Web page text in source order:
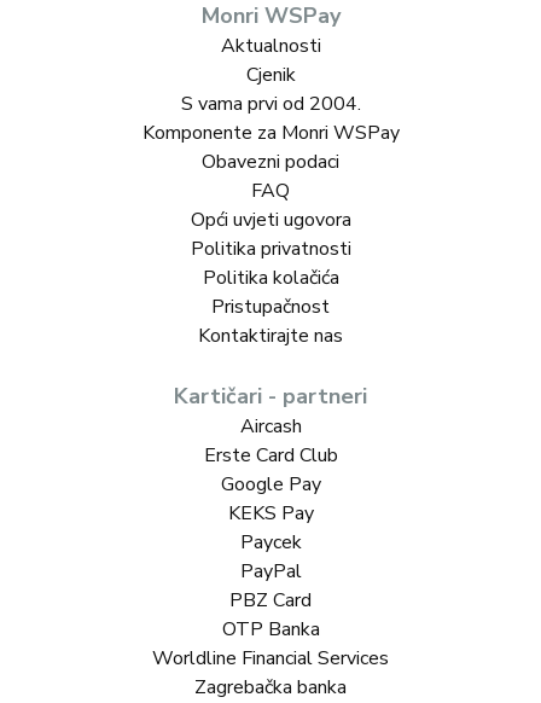
Monri WSPay
Aktualnosti
Cjenik
S vama prvi od 2004.
Komponente za Monri WSPay
Obavezni podaci
FAQ
Opći uvjeti ugovora
Politika privatnosti
Politika kolačića
Pristupačnost
Kontaktirajte nas
Kartičari - partneri
Aircash
Erste Card Club
Google Pay
KEKS Pay
Paycek
PayPal
PBZ Card
OTP Banka
Worldline Financial Services
Zagrebačka banka